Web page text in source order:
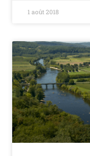
1 août 2018